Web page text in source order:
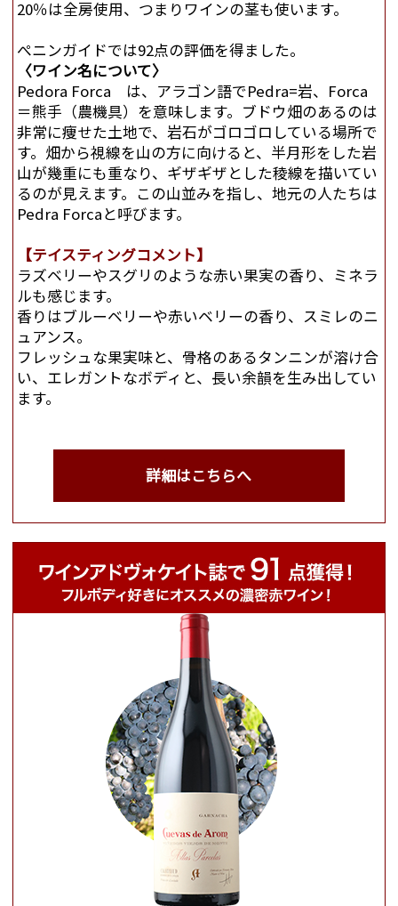
20％は全房使用、つまりワインの茎も使います。
ぺニンガイドでは92点の評価を得ました。
〈ワイン名について〉
Pedora Forca は、アラゴン語でPedra=岩、Forca
＝熊手（農機具）を意味します。ブドウ畑のあるのは
非常に痩せた土地で、岩石がゴロゴロしている場所で
す。畑から視線を山の方に向けると、半月形をした岩
山が幾重にも重なり、ギザギザとした稜線を描いてい
るのが見えます。この山並みを指し、地元の人たちは
Pedra Forcaと呼びます。
【テイスティングコメント】
ラズベリーやスグリのような赤い果実の香り、ミネラ
ルも感じます。
香りはブルーベリーや赤いベリーの香り、スミレのニ
ュアンス。
フレッシュな果実味と、骨格のあるタンニンが溶け合
い、エレガントなボディと、長い余韻を生み出してい
ます。
詳細はこちらへ